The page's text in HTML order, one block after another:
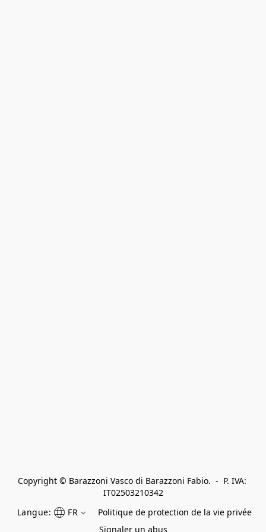
Copyright © Barazzoni Vasco di Barazzoni Fabio.  -  P. IVA:
IT02503210342
Langue:
FR
Politique de protection de la vie privée
Signaler un abus